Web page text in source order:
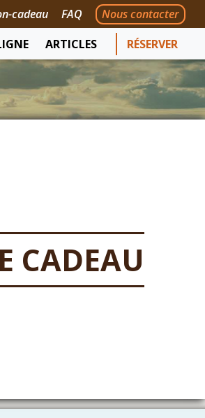
cadeau FAQ
Nous contacter
ARTICLES RÉSERVER
CADEAU